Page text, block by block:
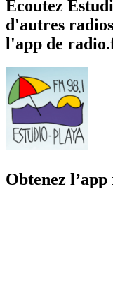
Écoutez
d'autres
l'app de
Obtenez